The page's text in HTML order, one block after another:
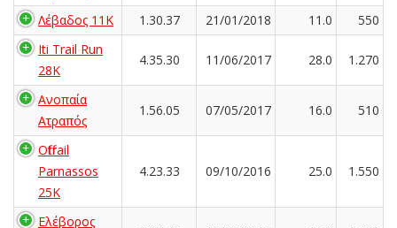
Λέβαδος 11K 1.30.37 21/01/2018 11.0
550
Iti Trail Run
28K
4.35.30 11/06/2017 28.0 1.270
Ανοπαία
Ατραπός
1.56.05 07/05/2017 16.0 510
Offtrail
Parnassos
25K
4.23.33 09/10/2016 25.0 1.550
Ελέβορος